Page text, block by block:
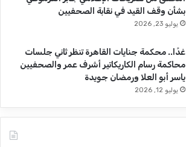
بشأن وقف القيد في نقابة الصحفيين
يوليو 23, 2026
غدًا.. محكمة جنايات القاهرة تنظر ثاني جلسات
محاكمة رسام الكاريكاتير أشرف عمر والصحفيين
ياسر أبو العلا ورمضان جويدة
يوليو 12, 2026